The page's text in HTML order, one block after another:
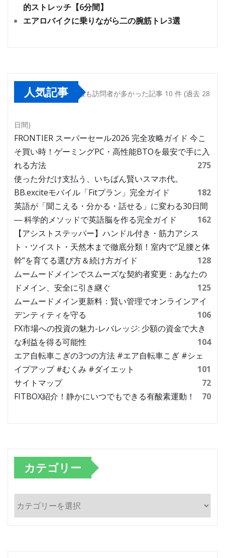
的ストレッチ【6分間】
エアロバイクに乗りながら二の腕筋トレ3選
人気記事 最も訪問者が多かった記事 10 件 (過去 28
日間)
FRONTIER スーパーセール2026 完全攻略ガイド 今こ
そ買い時！ゲーミングPC・高性能BTOを最安で手に入
れる方法
275
使った分だけ支払う、いちばん賢いスマホ代。
BB.exciteモバイル「Fitプラン」完全ガイド
182
英語が「聞こえる・分かる・話せる」に変わる30日間
― 科学的メソッドで英語脳を作る完全ガイド
162
【アシストステッパー】ハンドル付き・筋力アシス
ト・ツイスト・天然木まで徹底分類！室内で“足腰と体
幹”を育てる選び方＆続け方ガイド
128
ムームードメインでスムーズな契約者変更：あなたの
ドメイン、安全に引き継ぐ
125
ムームードメイン更新料：賢い管理でオンラインアイ
デンティティを守る
106
FX市場への投資の魅力-レバレッジ: 少額の資金で大き
な利益を得る可能性
104
エア自転車こぎの3つの方法 #エア自転車こぎ #シェ
イプアップ #むくみ #ダイエット
101
サイトマップ
72
FITBOX紹介！静かにいつでもできる有酸素運動！
70
カテゴリー
テ